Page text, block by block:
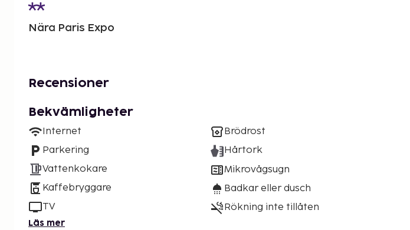
Nära Paris Expo
Recensioner
Bekvämligheter
Internet
Parkering
Vattenkokare
Kaffebryggare
TV
Brödrost
Hårtork
Mikrovågsugn
Badkar eller dusch
Rökning inte tillåten
Läs mer